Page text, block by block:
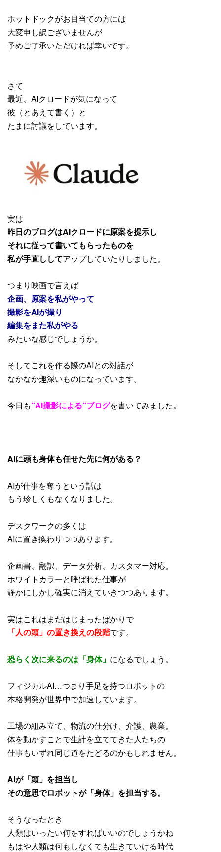
ホットドックがお目当ての方には
大変申し訳ございませんが
予めご了承いただければ幸いです。
さて
最近、AIクロードが気になって
彼（とあえて書く）と
たまに討議をしています。
実は
昨日のブログはAIクロードに原案を提示し
それに従って書いてもらったものを
私が手直ししてアップしていたりしました。
つまり映画で言えば
企画、原案を私がやって
撮影をAIが撮り
編集をまた私がやる
みたいな感じでしょうか。
そしてこれを作る際のAIとの対話が
なかなか趣深いものになっています。
今日も”AI撮影による”ブログを書いてみました。
AIに頭も身体も任せた先に何がある？
AIが仕事を奪うという話は
もう珍しくもなくなりました。
デスクワークの多くは
AIに置き換わりつつあります。
企画書、翻訳、データ分析、カスタマー対応。
ホワイトカラーと呼ばれた仕事が
静かにしかし確実に消えていきつつあります。
実はこれはまだはじまったばかりで
「人の頭」の置き換えの段階です。
恐らく次に来るのは「身体」 になるでしょう。
フィジカルAI…つまり手足を持つロボットの
本格開発が世界中で加速しています。
工場の組み立て、物流の仕分け、介護、農業。
体を動かすことで生計を立ててきた人たちの
仕事もいずれ同じ道をたどるのかもしれません。
AIが「頭」を担当し
その意思でロボットが「身体」を担当する。
そうなったとき
人類はいったい何をすればいいのでしょうかね
もはや人類は何もしなくても生きていける時代